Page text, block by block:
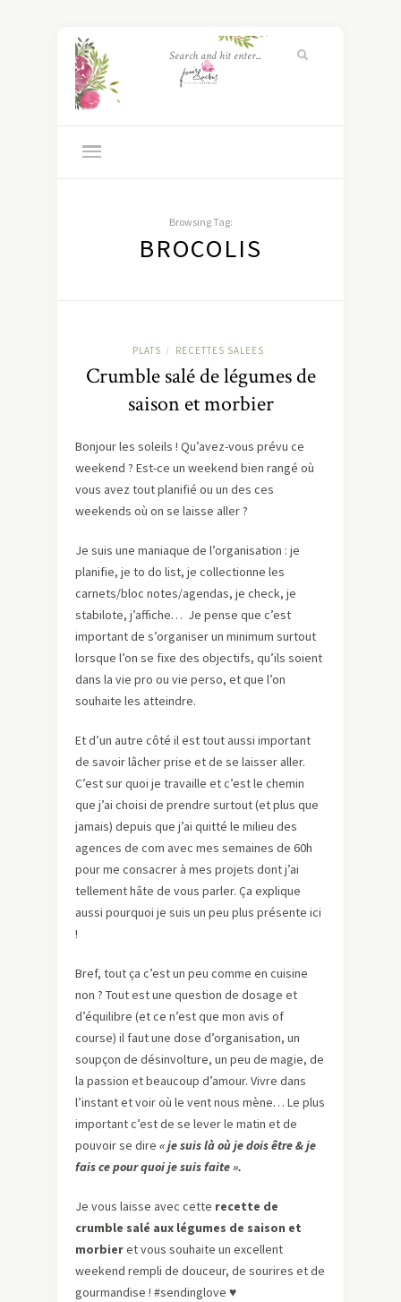
Browsing Tag:
BROCOLIS
PLATS / RECETTES SALEES
Crumble salé de légumes de
saison et morbier
Bonjour les soleils ! Qu’avez-vous prévu ce
weekend ? Est-ce un weekend bien rangé où
vous avez tout planifié ou un des ces
weekends où on se laisse aller ?
Je suis une maniaque de l’organisation : je
planifie, je to do list, je collectionne les
carnets/bloc notes/agendas, je check, je
stabilote, j’affiche… Je pense que c’est
important de s’organiser un minimum surtout
lorsque l’on se fixe des objectifs, qu’ils soient
dans la vie pro ou vie perso, et que l’on
souhaite les atteindre.
Et d’un autre côté il est tout aussi important
de savoir lâcher prise et de se laisser aller.
C’est sur quoi je travaille et c’est le chemin
que j’ai choisi de prendre surtout (et plus que
jamais) depuis que j’ai quitté le milieu des
agences de com avec mes semaines de 60h
pour me consacrer à mes projets dont j’ai
tellement hâte de vous parler. Ça explique
aussi pourquoi je suis un peu plus présente ici
!
Bref, tout ça c’est un peu comme en cuisine
non ? Tout est une question de dosage et
d’équilibre (et ce n’est que mon avis of
course) il faut une dose d’organisation, un
soupçon de désinvolture, un peu de magie, de
la passion et beaucoup d’amour. Vivre dans
l’instant et voir où le vent nous mène… Le plus
important c’est de se lever le matin et de
pouvoir se dire « je suis là où je dois être & je
fais ce pour quoi je suis faite ».
Je vous laisse avec cette recette de
crumble salé aux légumes de saison et
morbieret vous souhaite un excellent
weekend rempli de douceur, de sourires et de
gourmandise ! #sendinglove ♥